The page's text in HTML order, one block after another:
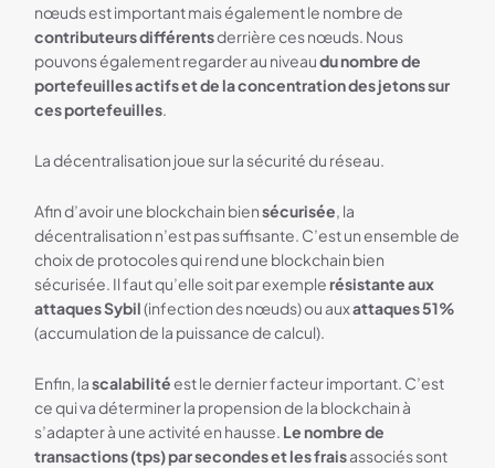
nœuds est important mais également le nombre de
contributeurs différentsderrière ces nœuds. Nous
pouvons également regarder au niveaudu nombre de
portefeuilles actifs et de la concentration des jetons sur
ces portefeuilles.
La décentralisation joue sur la sécurité du réseau.
Afin d’avoir une blockchain biensécurisée, la
décentralisation n’est pas suffisante. C’est un ensemble de
choix de protocoles qui rend une blockchain bien
sécurisée. Il faut qu’elle soit par exemple résistante aux
attaques Sybil(infection des nœuds) ou auxattaques 51%
(accumulation de la puissance de calcul).
Enfin, lascalabilitéest le dernier facteur important. C’est
ce qui va déterminer la propension de la blockchain à
s’adapter à une activité en hausse. Le nombre de
transactions (tps) par secondes et les fraisassociés sont